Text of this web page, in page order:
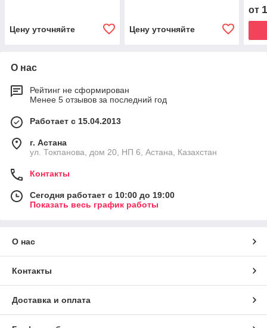
Цену уточняйте Цену уточняйте
от
О нас
Рейтинг не сформирован
Менее 5 отзывов за последний год
Работает с 15.04.2013
г. Астана
ул. Токпанова, дом 20, НП 6, Астана, Казахстан
Контакты
Сегодня работает с 10:00 до 19:00
Показать весь график работы
О нас
Контакты
Доставка и оплата